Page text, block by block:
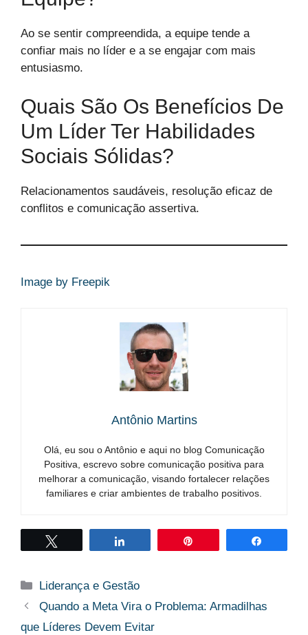
Ao se sentir compreendida, a equipe tende a
confiar mais no líder e a se engajar com mais
entusiasmo.
Quais São Os Benefícios De
Um Líder Ter Habilidades
Sociais Sólidas?
Relacionamentos saudáveis, resolução eficaz de
conflitos e comunicação assertiva.
Image by Freepik
Antônio Martins
Olá, eu sou o Antônio e aqui no blog Comunicação
Positiva, escrevo sobre comunicação positiva para
melhorar a comunicação, visando fortalecer relações
familiares e criar ambientes de trabalho positivos.
Compartilhar
Categorias
Liderança e Gestão
Quando a Meta Vira o Problema: Armadilhas
que Líderes Devem Evitar